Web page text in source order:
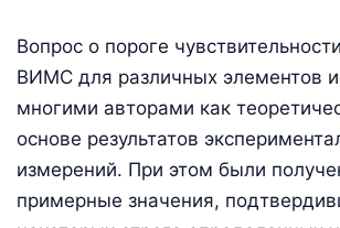
Вопрос о пороге
ВИМС для различных элементов
многими авторами как
основе результатов
измерений. При этом были
примерные значения,